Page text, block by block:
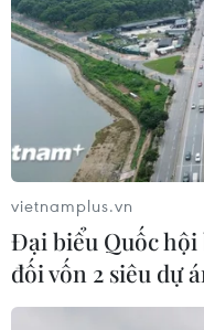
6 tháng năm 2026,
luật hơn 1.500 cán
sát
04/08/2026 07:07
Mỹ bán đồng euro
Bản vực dậy đồng
vietnamplus.vn
Đại biểu Quốc hội
đối vốn 2 siêu dự